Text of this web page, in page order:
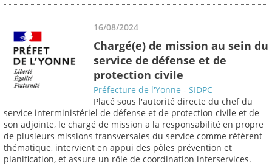
16/08/2024
Chargé(e) de mission au sein du
service de défense et de
protection civile
Préfecture de l'Yonne - SIDPC
Placé sous l'autorité directe du chef du
service interministériel de défense et de protection civile et de
son adjointe, le chargé de mission a la responsabilité en propre
de plusieurs missions transversales du service comme référent
thématique, intervient en appui des pôles prévention et
planification, et assure un rôle de coordination interservices.